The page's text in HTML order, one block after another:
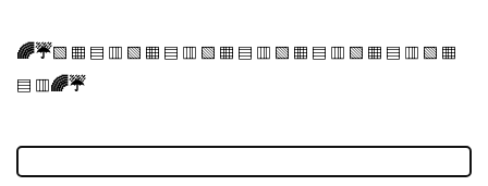
🌈☔▧ ▦ ▤ ▥ ▧ ▦ ▤ ▥ ▧ ▦ ▤ ▥ ▧ ▦ ▤ ▥ ▧ ▦ ▤ ▥ ▧ ▦
▤ ▥🌈☔